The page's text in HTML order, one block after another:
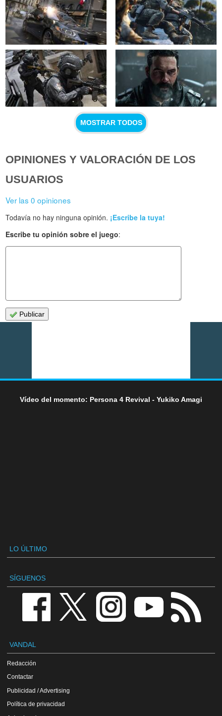
MOSTRAR TODOS
OPINIONES Y VALORACIÓN DE LOS
USUARIOS
Ver las 0 opiniones
Todavía no hay ninguna opinión. ¡Escribe la tuya!
Escribe tu opinión sobre el juego:
Publicar
Vídeo del momento: Persona 4 Revival - Yukiko Amagi
LO ÚLTIMO
SÍGUENOS
VANDAL
Redacción
Contactar
Publicidad / Advertising
Política de privacidad